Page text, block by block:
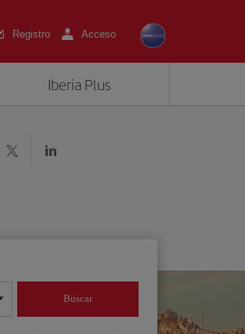
Registro Acceso
Iberia Plus
Buscar